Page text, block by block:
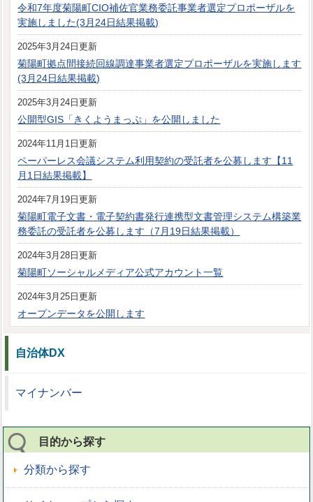
令和7年度菊陽町CIO補佐官業務委託事業者選定プロポーザルを
実施しました(3月24日結果掲載)
2025年3月24日更新
菊陽町拠点間接続回線調達事業者選定プロポーザルを実施します
(3月24日結果掲載)
2025年3月24日更新
公開型GIS「きくようまっぷ」を公開しました
2024年11月1日更新
ペーパーレス会議システム利用契約の受託者を公募します【11
月1日結果掲載】
2024年7月19日更新
菊陽町電子文書・電子契約書発行連携型文書管理システム構築業
務委託の受託者を公募します（7月19日結果掲載）
2024年3月28日更新
菊陽町ソーシャルメディア公式アカウント一覧
2024年3月25日更新
オープンデータを公開します
自治体DX
マイナンバー
目的から探す
分類から探す